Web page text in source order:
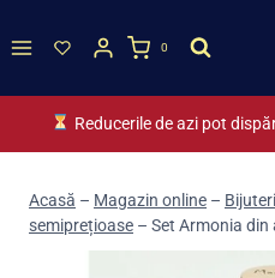
to
0
Reducerile de azi pot
Acasă – Magazin online –
semiprețioase – Set Armonia din